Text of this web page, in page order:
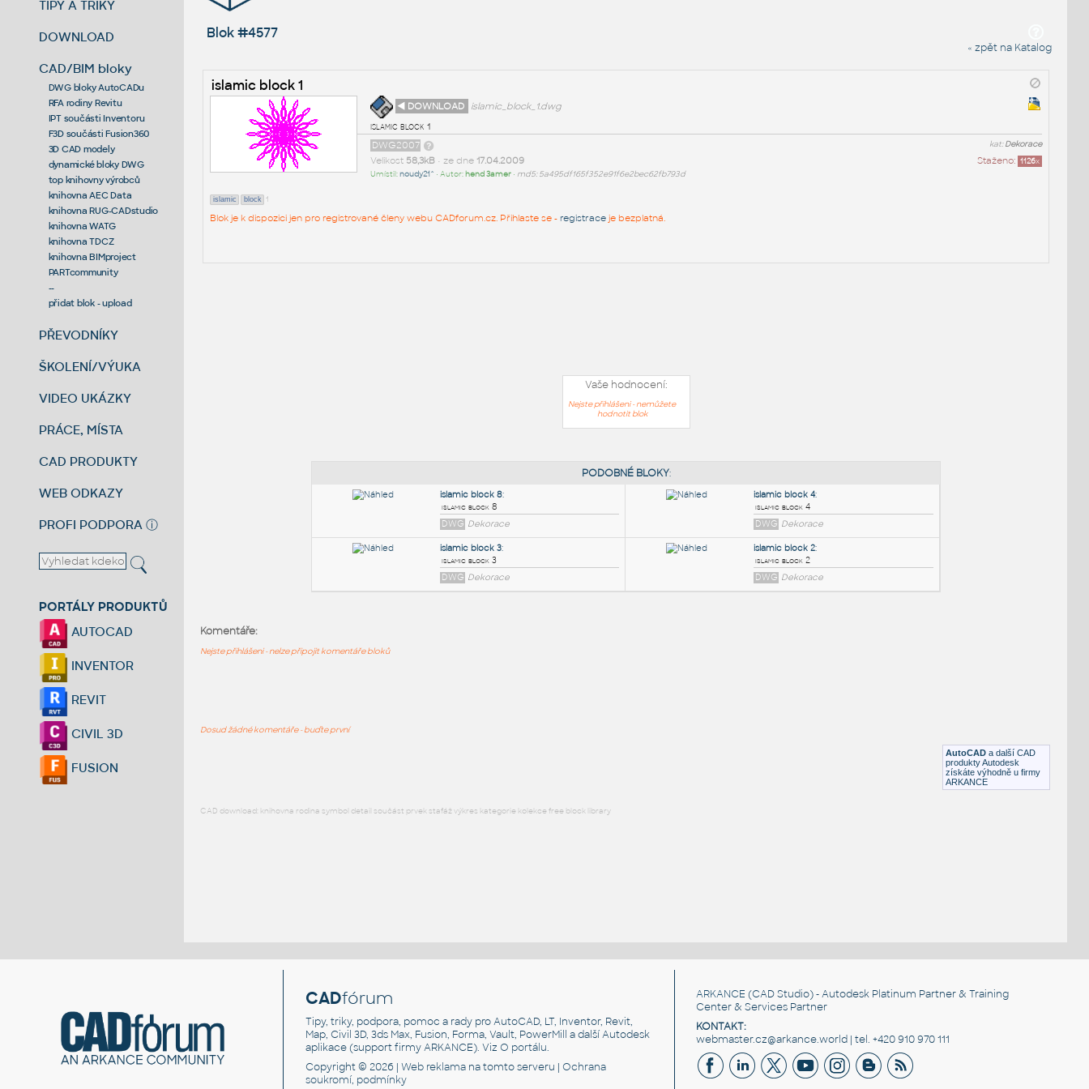
TIPY A TRIKY
DOWNLOAD
CAD/BIM bloky
DWG bloky AutoCADu
RFA rodiny Revitu
IPT součásti Inventoru
F3D součásti Fusion360
3D CAD modely
dynamické bloky DWG
top knihovny výrobců
knihovna AEC Data
knihovna RUG-CADstudio
knihovna WATG
knihovna TDCZ
knihovna BIMproject
PARTcommunity
--
přidat blok - upload
PŘEVODNÍKY
ŠKOLENÍ/VÝUKA
VIDEO UKÁZKY
PRÁCE, MÍSTA
CAD PRODUKTY
WEB ODKAZY
PROFI PODPORA ⓘ
PORTÁLY PRODUKTŮ
AUTOCAD
INVENTOR
REVIT
CIVIL 3D
FUSION
Blok #4577
« zpět na Katalog
islamic block 1
◄ DOWNLOAD
islamic_block_1.dwg
islamic block 1
kat:Dekorace
DWG2007
Staženo: 1126x
Velikost 58,3kB• ze dne 17.04.2009
Umístil:noudy21^ • Autor: hend 3amer• md5: 5a495df165f352e91f6e2bec62fb793d
islamic block 1
Blok je k dispozici jen pro registrované členy webu CADforum.cz. Přihlaste se - registraceje bezplatná.
Vaše hodnocení:
Nejste přihlášeni - nemůžete
hodnotit blok
Dekorace
AutoCAD a další CAD
produkty Autodesk
získáte výhodně u firmy
ARKANCE
Komentáře:
Nejste přihlášeni - nelze připojit komentáře bloků
Dosud žádné komentáře - buďte první
CAD download: knihovna rodina symbol detail součást prvek stafáž výkres kategorie kolekce free block library
CADfórum
Tipy, triky, podpora, pomoc a rady pro AutoCAD, LT, Inventor, Revit,
Map, Civil 3D, 3ds Max, Fusion, Forma, Vault, PowerMill a další Autodesk
aplikace (support firmy ARKANCE). VizO portálu.
Copyright © 2026 |Web reklama na tomto serveru |Ochrana
soukromí, podmínky
ARKANCE (CAD Studio) - Autodesk Platinum Partner & Training
Center & Services Partner
KONTAKT:
webmaster.cz@arkance.world | tel. +420 910 970 111